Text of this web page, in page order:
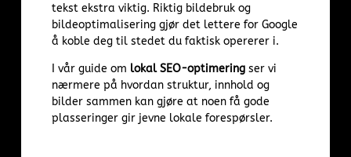
tekst ekstra viktig. Riktig bildebruk og
bildeoptimalisering gjør det lettere for Google
å koble deg til stedet du faktisk opererer i.
I vår guide om lokal SEO-optimering ser vi
nærmere på hvordan struktur, innhold og
bilder sammen kan gjøre at noen få gode
plasseringer gir jevne lokale forespørsler.